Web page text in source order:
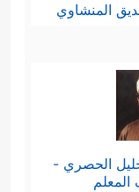
المنشاوي
الحصري -